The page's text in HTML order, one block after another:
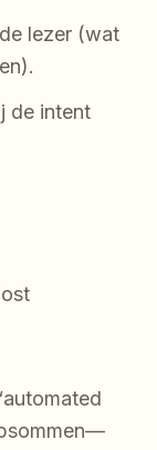
lezer (wat
de intent